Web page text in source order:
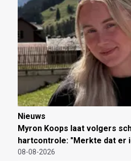
Nieuws
Myron Koops laat volgers
hartcontrole: "Merkte dat er
08-08-2026